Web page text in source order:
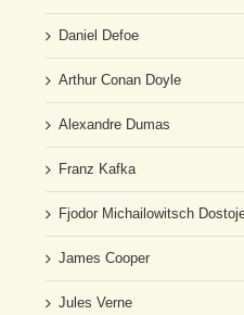
Daniel Defoe
Arthur Conan Doyle
Alexandre Dumas
Franz Kafka
Fjodor Michailowitsch
James Cooper
Jules Verne